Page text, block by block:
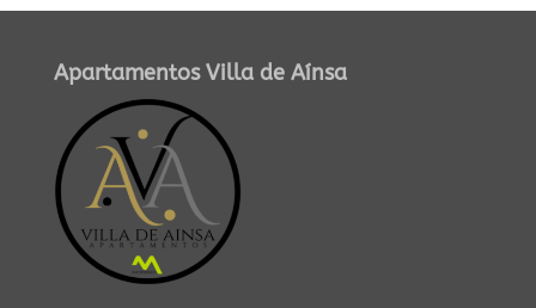
Apartamentos Villa de Aínsa